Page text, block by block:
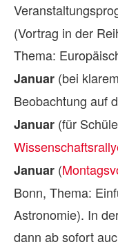
(Vortrag in der
Thema:
Januar (bei
Beobachtung auf
Januar (für
Januar (
Bonn, Thema:
Astronomie). In
dann ab sofort